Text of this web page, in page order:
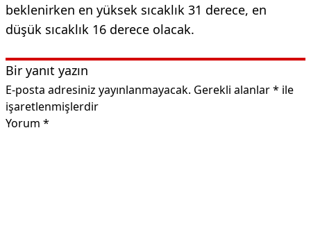
beklenirken en yüksek sıcaklık 31 derece, en
düşük sıcaklık 16 derece olacak.
Bir yanıt yazın
E-posta adresiniz yayınlanmayacak. Gerekli alanlar* ile
işaretlenmişlerdir
Yorum *